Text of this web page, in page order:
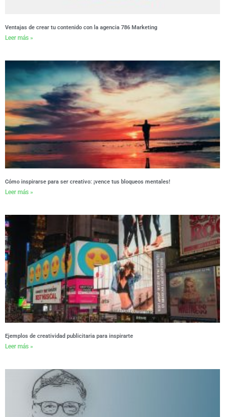
Ventajas de crear tu contenido con la agencia 786 Marketing
Leer más »
Cómo inspirarse para ser creativo: ¡vence tus bloqueos mentales!
Leer más »
Ejemplos de creatividad publicitaria para inspirarte
Leer más »